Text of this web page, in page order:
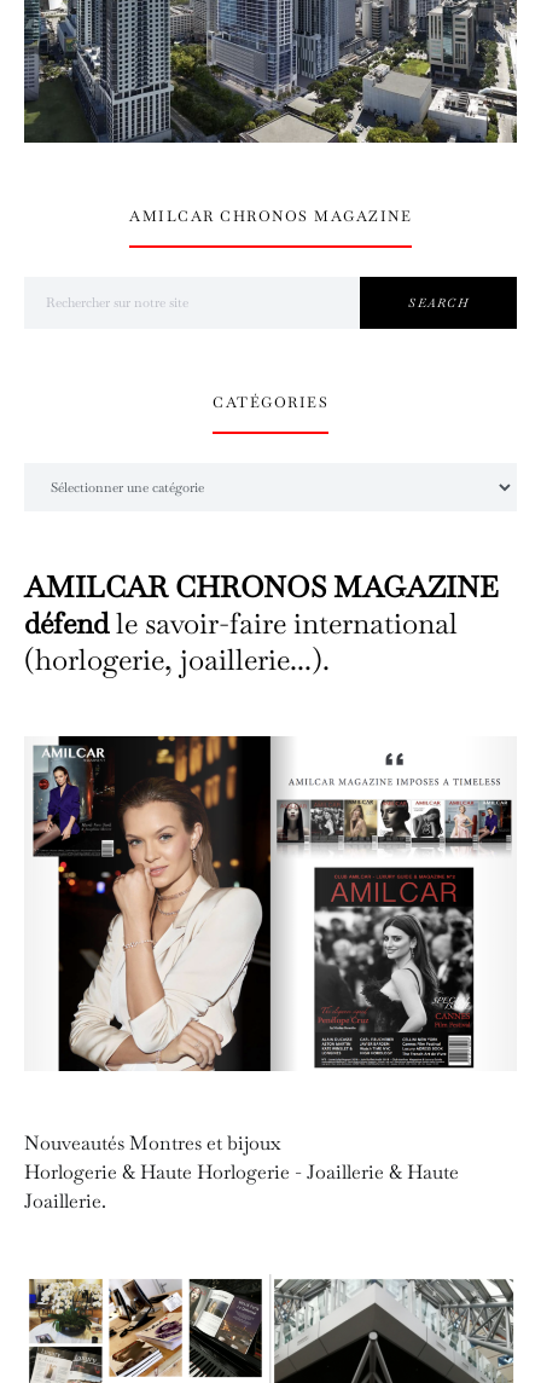
AMILCAR CHRONOS MAGAZINE
SEARCH
CATÉGORIES
AMILCAR CHRONOS MAGAZINE
défendle savoir-faire international
(horlogerie, joaillerie...).
Nouveautés Montres et bijoux
Horlogerie & Haute Horlogerie - Joaillerie & Haute
Joaillerie.